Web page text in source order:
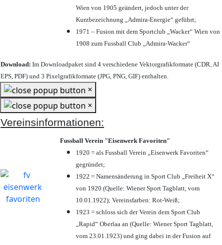
Wien von 1905 geändert, jedoch unter der
Kurzbezeichnung „Admira-Energie“ geführt;
1971 – Fusion mit dem Sportclub „Wacker“ Wien von
1908 zum Fussball Club „Admira-Wacker“
Download: Im Downloadpaket sind 4 verschiedene Vektorgrafikformate (CDR, AI
EPS, PDF) und 3 Pixelgrafikformate (JPG, PNG, GIF) enthalten.
×
×
Vereinsinformationen:
Fussball Verein "Eisenwerk Favoriten"
1920 = als Fussball Verein „Eisenwerk Favoriten“
gegründet;
1922 = Namensänderung in Sport Club „Freiheit X“
von 1920 (Quelle: Wiener Sport Tagblatt, vom
10.01.1922); Vereinsfarben: Rot-Weiß;
1923 = schloss sich der Verein dem Sport Club
„Rapid“ Oberlaa an (Quelle: Wiener Sport Tagblatt,
vom 23.01.1923) und ging dabei in der Fusion auf